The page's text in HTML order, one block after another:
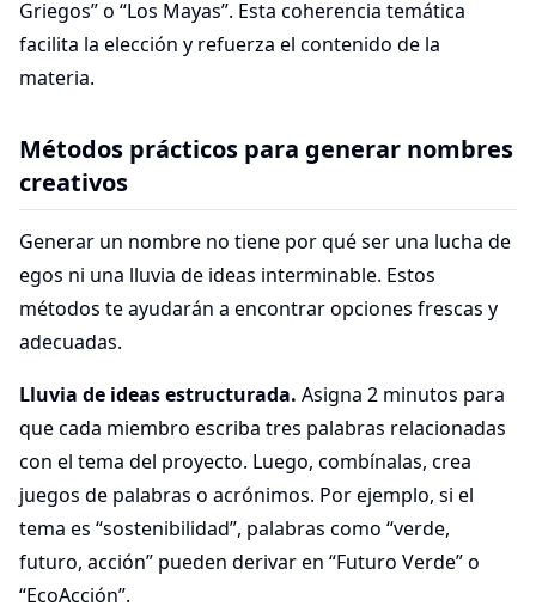
Griegos” o “Los Mayas”. Esta coherencia temática
facilita la elección y refuerza el contenido de la
materia.
Métodos prácticos para generar nombres
creativos
Generar un nombre no tiene por qué ser una lucha de
egos ni una lluvia de ideas interminable. Estos
métodos te ayudarán a encontrar opciones frescas y
adecuadas.
Lluvia de ideas estructurada. Asigna 2 minutos para
que cada miembro escriba tres palabras relacionadas
con el tema del proyecto. Luego, combínalas, crea
juegos de palabras o acrónimos. Por ejemplo, si el
tema es “sostenibilidad”, palabras como “verde,
futuro, acción” pueden derivar en “Futuro Verde” o
“EcoAcción”.